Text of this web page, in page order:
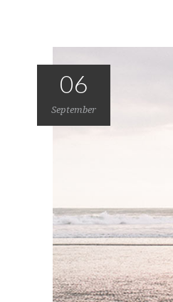
06
September